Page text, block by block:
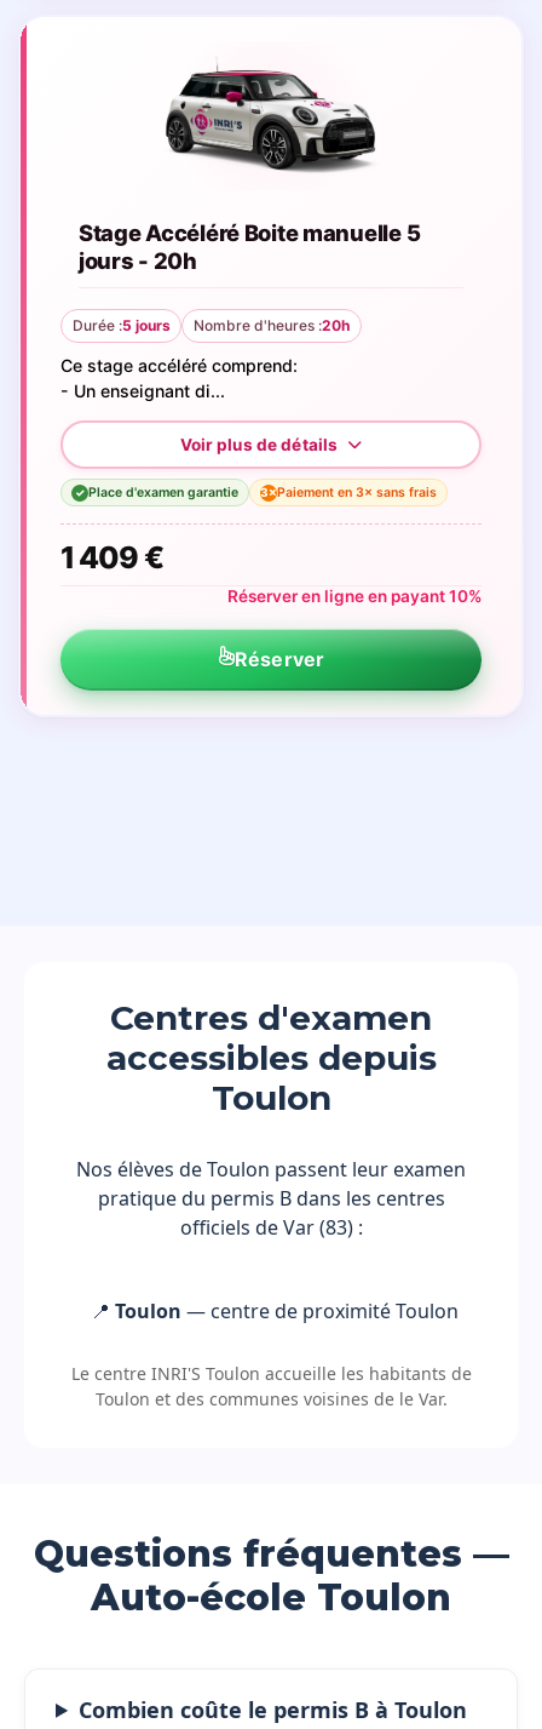
Stage Accéléré Boite manuelle 5
jours - 20h
Durée :5 jours Nombre d'heures :20h
Ce stage accéléré comprend:
- Un enseignant di...
✓ Place d'examen garantie 3×Paiement en 3× sans frais
1 409 €
Réserver en ligne en payant 10%
Réserver
Centres d'examen
accessibles depuis
Toulon
Nos élèves de Toulon passent leur examen
pratique du permis B dans les centres
officiels de Var (83) :
📍 Toulon — centre de proximité Toulon
Le centre INRI'S Toulon accueille les habitants de
Toulon et des communes voisines de le Var.
Questions fréquentes —
Auto-école Toulon
Combien coûte le permis B à Toulon